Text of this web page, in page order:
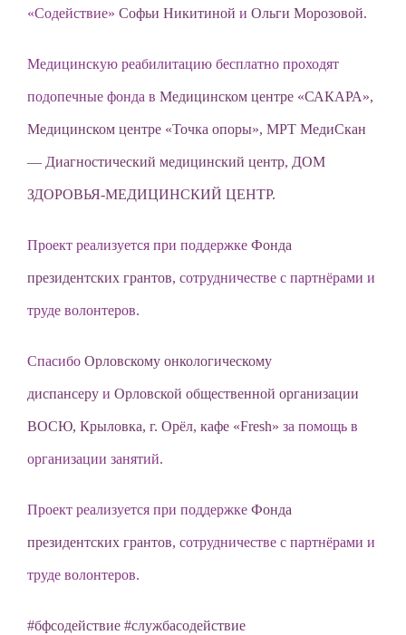
«Содействие» Софьи Никитиной и Ольги Морозовой.
Медицинскую реабилитацию бесплатно проходят
подопечные фонда в Медицинском центре «САКАРА»,
Медицинском центре «Точка опоры», МРТ МедиСкан
— Диагностический медицинский центр, ДОМ
ЗДОРОВЬЯ-МЕДИЦИНСКИЙ ЦЕНТР.
Проект реализуется при поддержке Фонда
президентских грантов, сотрудничестве с партнёрами и
труде волонтеров.
Спасибо Орловскому онкологическому
диспансеру и Орловской общественной организации
ВОСЮ, Крыловка, г. Орёл, кафе «Fresh» за помощь в
организации занятий.
Проект реализуется при поддержке Фонда
президентских грантов, сотрудничестве с партнёрами и
труде волонтеров.
#бфсодействие #службасодействие